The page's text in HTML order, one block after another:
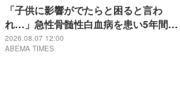
「子供に影響がでたらと困ると言わ
れ…」急性骨髄性白血病を患い5年間闘
病…つらかった過去の恋を明かす
2026.08.07 12:00
ABEMA TIMES